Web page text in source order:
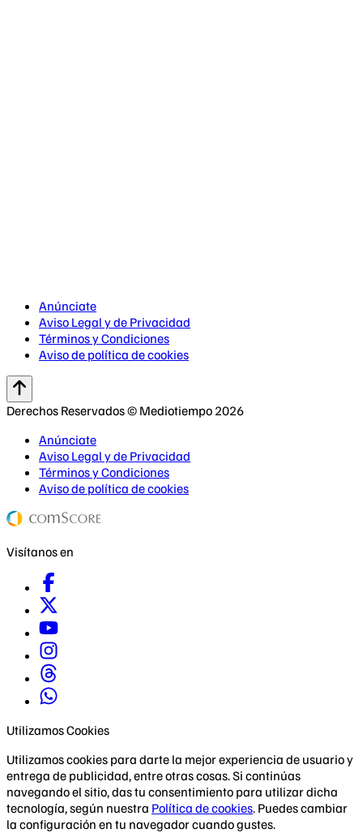
Anúnciate
Aviso Legal y de Privacidad
Términos y Condiciones
Aviso de política de cookies
Derechos Reservados © Mediotiempo 2026
Anúnciate
Aviso Legal y de Privacidad
Términos y Condiciones
Aviso de política de cookies
Visítanos en
Utilizamos Cookies
Utilizamos cookies para darte la mejor experiencia de usuario y
entrega de publicidad, entre otras cosas. Si continúas
navegando el sitio, das tu consentimiento para utilizar dicha
tecnología, según nuestra Política de cookies. Puedes cambiar
la configuración en tu navegador cuando gustes.